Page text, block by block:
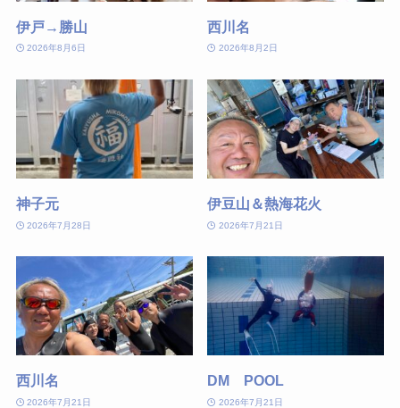
伊戸→勝山
2026年8月6日
西川名
2026年8月2日
神子元
2026年7月28日
伊豆山＆熱海花火
2026年7月21日
西川名
2026年7月21日
DM POOL
2026年7月21日